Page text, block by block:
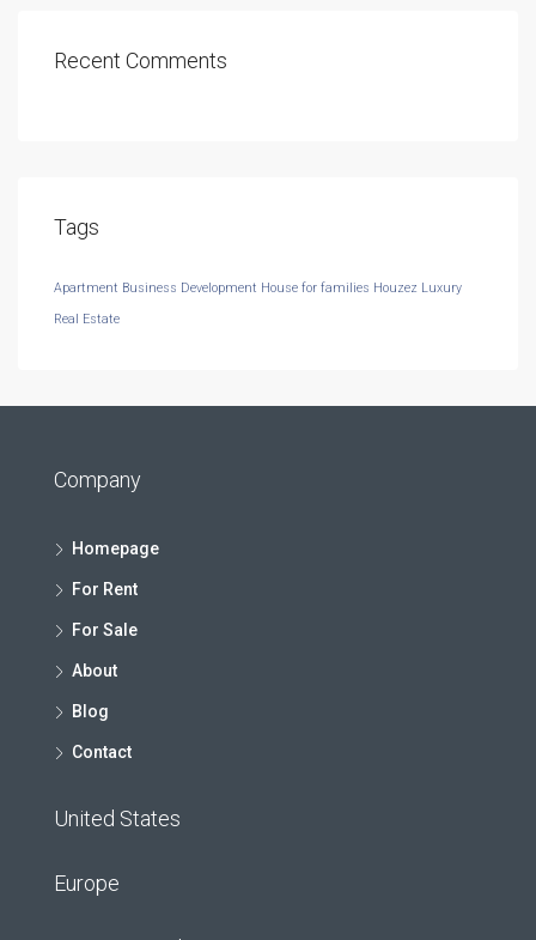
Recent Comments
Tags
Apartment Business Development House for families Houzez Luxury
Real Estate
Company
Homepage
For Rent
For Sale
About
Blog
Contact
United States
Europe